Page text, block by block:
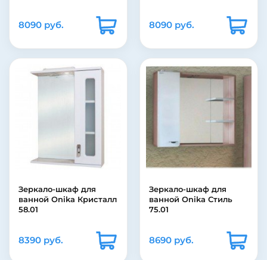
8090 руб. 8090 руб.
Зеркало-шкаф для
ванной Onika Кристалл
58.01
8390 руб.
Зеркало-шкаф для
ванной Onika Стиль
75.01
8690 руб.